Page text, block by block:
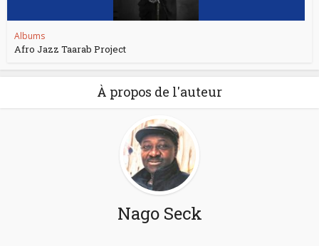
Albums
Afro Jazz Taarab Project
À propos de l'auteur
Nago Seck